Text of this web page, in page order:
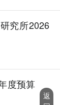
究所2026
度预算
返